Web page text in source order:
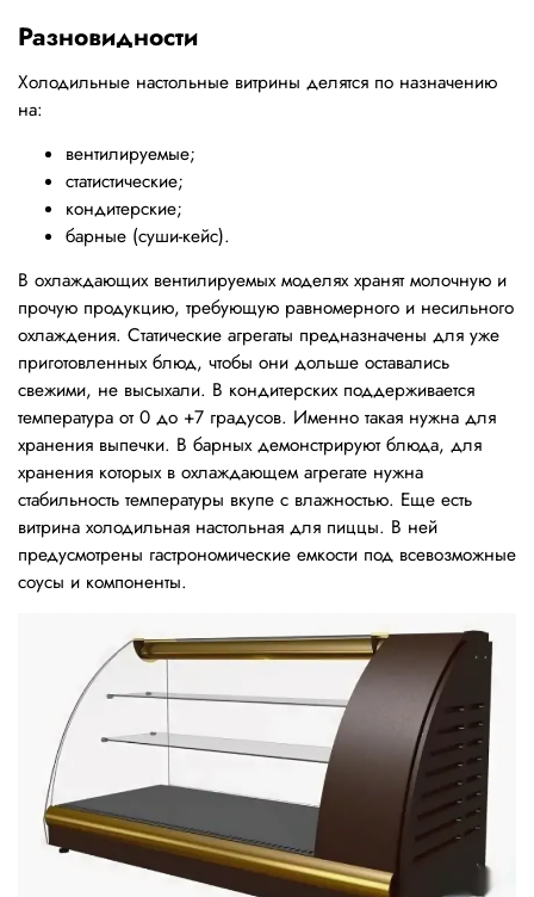
Разновидности
Холодильные настольные витрины делятся по назначению
на:
вентилируемые;
статистические;
кондитерские;
барные (суши-кейс).
В охлаждающих вентилируемых моделях хранят молочную и
прочую продукцию, требующую равномерного и несильного
охлаждения. Статические агрегаты предназначены для уже
приготовленных блюд, чтобы они дольше оставались
свежими, не высыхали. В кондитерских поддерживается
температура от 0 до +7 градусов. Именно такая нужна для
хранения выпечки. В барных демонстрируют блюда, для
хранения которых в охлаждающем агрегате нужна
стабильность температуры вкупе с влажностью. Еще есть
витрина холодильная настольная для пиццы. В ней
предусмотрены гастрономические емкости под всевозможные
соусы и компоненты.